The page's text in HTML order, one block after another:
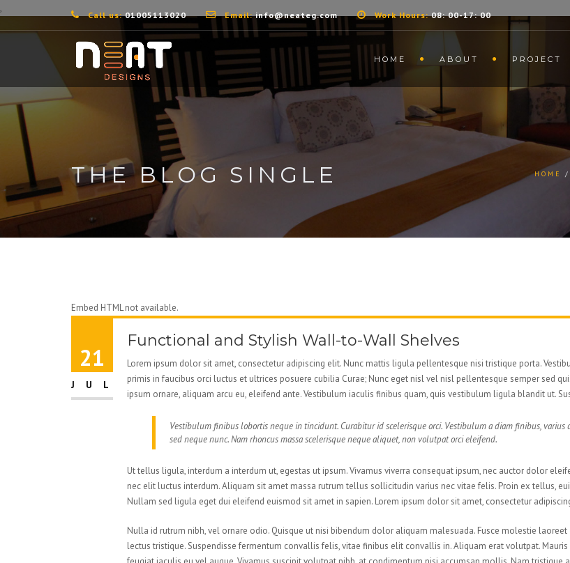
,
Call us:01005113020 Email:info@neateg.com Work Hours:08: 00-17: 00
HOME ABOUT PROJECT
THE BLOG SINGLE HOME
Embed HTML not available.
21
JUL
Functional and Stylish Wall-to-Wall Shelves
Lorem ipsum dolor sit amet, consectetur adipiscing elit. Nunc mattis ligula pellentesque nisi tristique porta.
primis in faucibus orci luctus et ultrices posuere cubilia Curae; Nunc eget nisl vel nisl pellentesque semper sed
ipsum ornare, aliquam arcu eu, eleifend ante. Vestibulum iaculis finibus quam, quis vestibulum ligula blandit ut.
Vestibulum finibus lobortis neque in tincidunt. Curabitur id scelerisque orci. Vestibulum a diam finibus,
sed neque nunc. Nam rhoncus massa scelerisque neque aliquet, non volutpat orci eleifend.
Ut tellus ligula, interdum a interdum ut, egestas ut ipsum. Vivamus viverra consequat ipsum, nec auctor dolor
nec elit luctus interdum. Aliquam sit amet massa rutrum tellus sollicitudin varius nec vitae felis. Proin ex tellus,
Nullam sed ligula eget dui eleifend euismod sit amet in sapien. Lorem ipsum dolor sit amet, consectetur
Nulla id rutrum nibh, vel ornare odio. Quisque ut nisi bibendum dolor aliquam malesuada. Fusce molestie
lectus tristique. Suspendisse fermentum convallis felis, vitae finibus elit convallis in. Aliquam erat volutpat.